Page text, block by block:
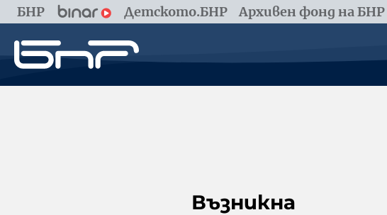
БНР Детското.БНР Архивен фонд на БНР
Възникна